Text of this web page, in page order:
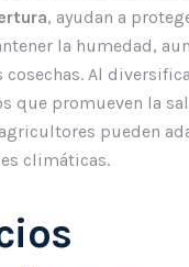
, ayudan a
la humedad,
cosechas. Al
que promueven la
pueden
climáticas.